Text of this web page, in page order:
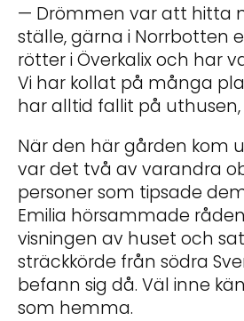
— Drömmen var att hitta
ställe, gärna i Norrbotten
rötter i Överkalix och har
Vi har kollat på många
har alltid fallit på
När den här gården kom
var det två av varandra
personer som tipsade
Emilia hörsammade
visningen av huset och
sträckkörde från södra
befann sig då. Väl inne
som hemma.